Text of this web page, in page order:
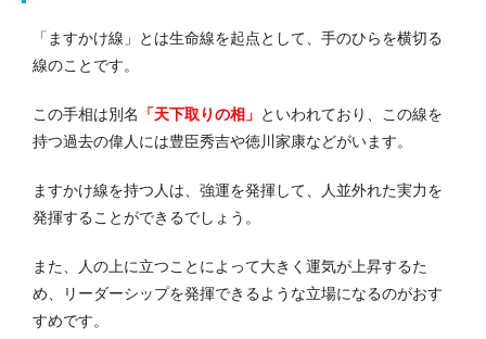
「ますかけ線」とは生命線を起点として、手のひらを横切る
線のことです。
この手相は別名 「天下取りの相」 といわれており、この線を
持つ過去の偉人には豊臣秀吉や徳川家康などがいます。
ますかけ線を持つ人は、強運を発揮して、人並外れた実力を
発揮することができるでしょう。
また、人の上に立つことによって大きく運気が上昇するた
め、リーダーシップを発揮できるような立場になるのがおす
すめです。